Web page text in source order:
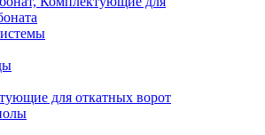
для откатных ворот